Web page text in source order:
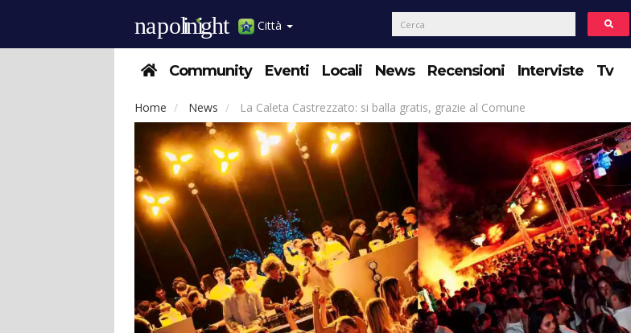
Città
Community Eventi Locali News Recensioni Interviste Tv
Home News La Caleta Castrezzato: si balla gratis, grazie al Comune